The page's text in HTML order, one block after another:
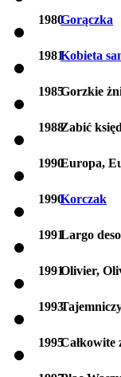
1980Gorączka
1981Kobieta
1985Gorzkie
1988Zabić
1990Europa,
1990Korczak
1991Largo
1991Olivier,
1993
1995